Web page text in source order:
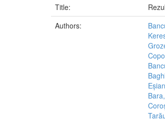
Title:
Authors: